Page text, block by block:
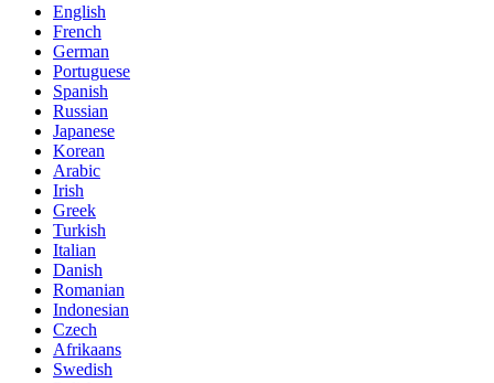
English
French
German
Portuguese
Spanish
Russian
Japanese
Korean
Arabic
Irish
Greek
Turkish
Italian
Danish
Romanian
Indonesian
Czech
Afrikaans
Swedish